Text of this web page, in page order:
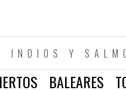
INDIOS Y
BALEARES